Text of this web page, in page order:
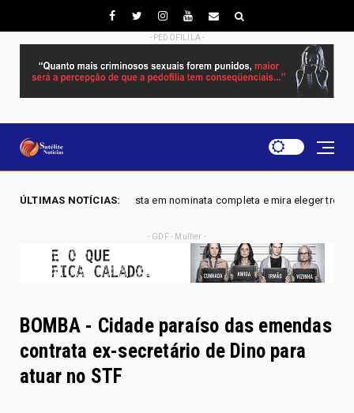
- PEDOFILILA -
ÚLTIMAS NOTÍCIAS:
em nominata completa e mira eleger três deputados distritais em
- GDF - Mulher -
BOMBA - Cidade paraíso das emendas
contrata ex-secretário de Dino para
atuar no STF